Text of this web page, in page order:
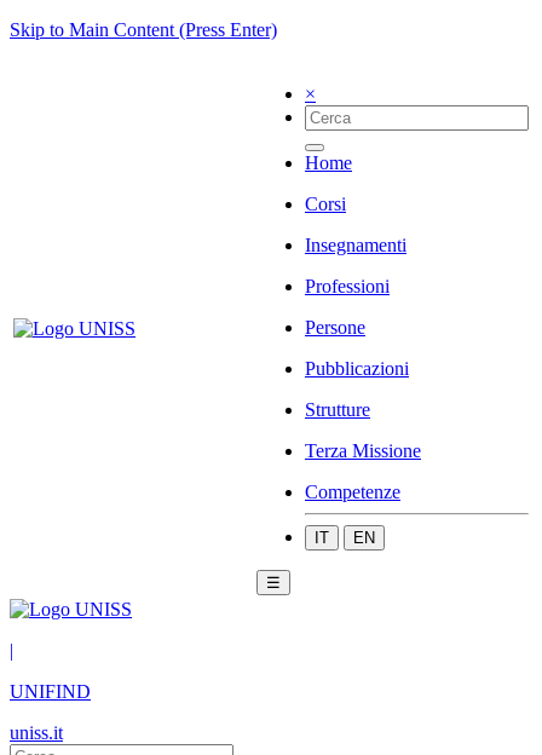
Skip to Main Content (Press Enter)
×
Home
Corsi
Insegnamenti
Professioni
Persone
Pubblicazioni
Strutture
Terza Missione
Competenze
IT EN
☰
|
UNIFIND
uniss.it